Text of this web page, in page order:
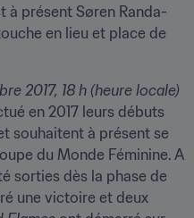
à présent Søren Randa-
en lieu et place de
2017, 18 h (heure locale)
en 2017 leurs débuts
souhaitent à présent se
du Monde Féminine. A
sorties dès la phase de
une victoire et deux